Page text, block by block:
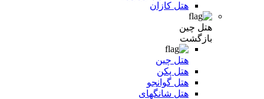
هتل کازان
هتل چین
بازگشت
هتل چین
هتل پکن
هتل گوانجو
هتل شانگهای